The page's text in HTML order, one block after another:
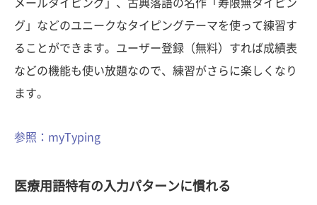
メールタイピング」、古典落語の名作「寿限無タイピン
グ」などのユニークなタイピングテーマを使って練習す
ることができます。ユーザー登録（無料）すれば成績表
などの機能も使い放題なので、練習がさらに楽しくなり
ます。
参照：myTyping
医療用語特有の入力パターンに慣れる